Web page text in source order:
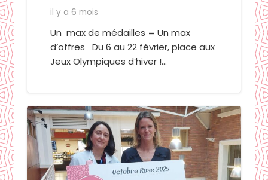
il y a 6 mois
Un max de médailles = Un max
d’offres Du 6 au 22 février, place aux
Jeux Olympiques d’hiver !…